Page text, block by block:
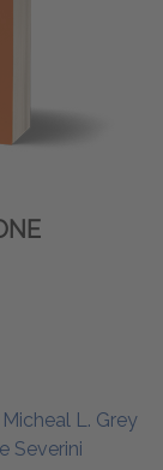
L. Grey
Severini